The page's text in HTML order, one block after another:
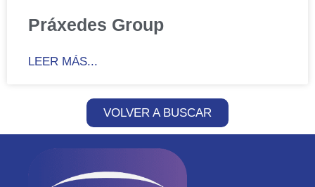
Práxedes Group
LEER MÁS...
VOLVER A BUSCAR